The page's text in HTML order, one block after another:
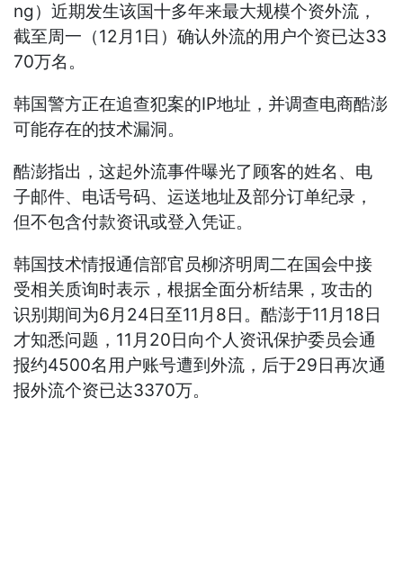
ng）近期发生该国十多年来最大规模个资外流，
截至周一（12月1日）确认外流的用户个资已达33
70万名。
韩国警方正在追查犯案的IP地址，并调查电商酷澎
可能存在的技术漏洞。
酷澎指出，这起外流事件曝光了顾客的姓名、电
子邮件、电话号码、运送地址及部分订单纪录，
但不包含付款资讯或登入凭证。
韩国技术情报通信部官员柳济明周二在国会中接
受相关质询时表示，根据全面分析结果，攻击的
识别期间为6月24日至11月8日。酷澎于11月18日
才知悉问题，11月20日向个人资讯保护委员会通
报约4500名用户账号遭到外流，后于29日再次通
报外流个资已达3370万。